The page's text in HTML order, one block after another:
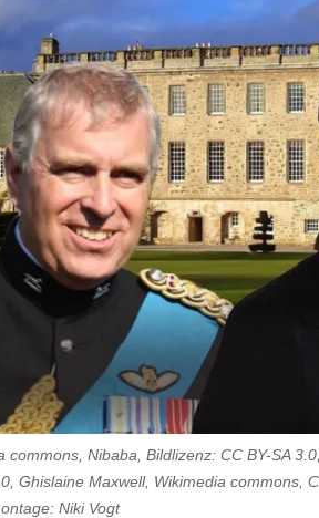
commons, Nibaba, Bildlizenz: CC BY-SA
Ghislaine Maxwell, Wikimedia commons,
Niki Vogt